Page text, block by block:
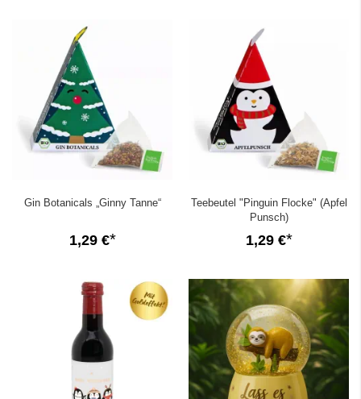
Gin Botanicals „Ginny Tanne“
1,29 €
Teebeutel "Pinguin Flocke" (Apfel
Punsch)
1,29 €